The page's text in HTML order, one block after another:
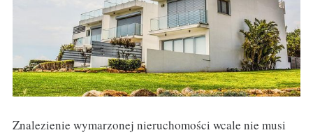
Znalezienie wymarzonej nieruchomości wcale nie musi